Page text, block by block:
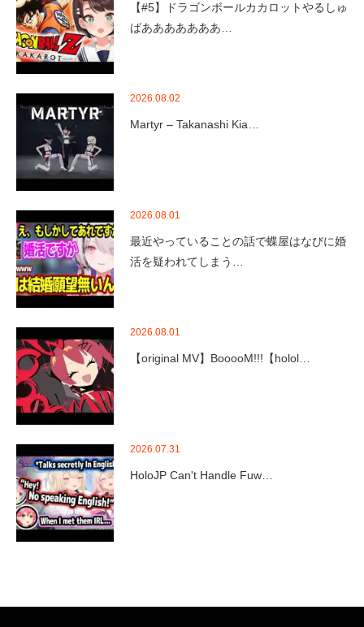
【#5】ドラゴンボールカカロットやるしゅ
ばあああああああ…
2026.08.02
Martyr – Takanashi Kia…
2026.08.01
最近やっていることの話で蝶屋はなびに婚
活を疑われてしまう…
2026.08.01
【original MV】BooooM!!!【holol…
2026.07.31
HoloJP Can't Handle Fuw…